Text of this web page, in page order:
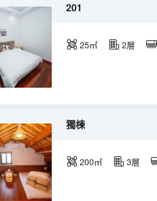
201
25㎡ 2層
獨棟
200㎡ 3層